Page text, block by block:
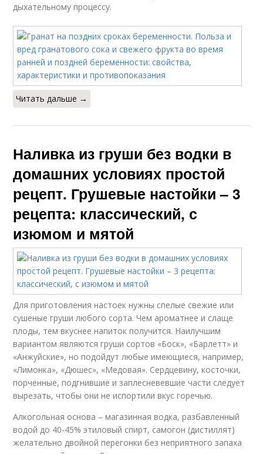
дыхательному процессу.
Читать дальше →
Наливка из груши без водки в
домашних условиях простой
рецепт. Грушевые настойки – 3
рецепта: классический, с
изюмом и мятой
Для приготовления настоек нужны спелые свежие или
сушеные груши любого сорта. Чем ароматнее и слаще
плоды, тем вкуснее напиток получится. Наилучшим
вариантом являются груши сортов «Боск», «Барлетт» и
«Анжуйские», но подойдут любые имеющиеся, например,
«Лимонка», «Дюшес», «Медовая». Сердцевину, косточки,
порченные, подгнившие и заплесневевшие части следует
вырезать, чтобы они не испортили вкус горечью.
Алкогольная основа – магазинная водка, разбавленный
водой до 40-45% этиловый спирт, самогон (дистиллят)
желательно двойной перегонки без неприятного запаха